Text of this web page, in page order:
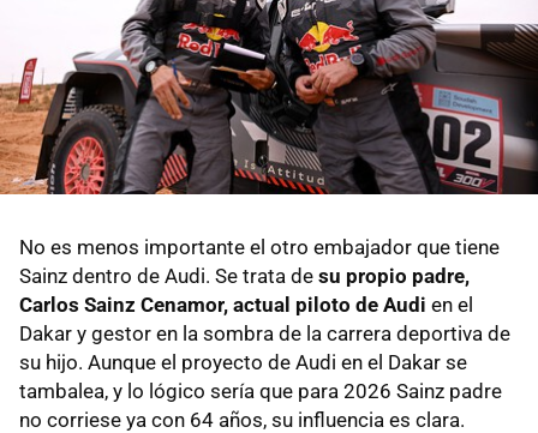
No es menos importante el otro embajador que tiene
Sainz dentro de Audi. Se trata de su propio padre,
Carlos Sainz Cenamor, actual piloto de Audi en el
Dakar y gestor en la sombra de la carrera deportiva de
su hijo. Aunque el proyecto de Audi en el Dakar se
tambalea, y lo lógico sería que para 2026 Sainz padre
no corriese ya con 64 años, su influencia es clara.